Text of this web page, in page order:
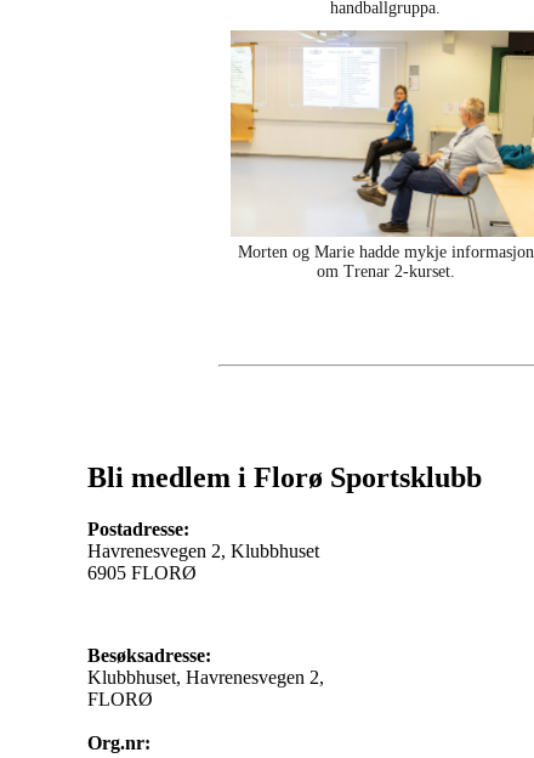
handballgruppa.
Morten og Marie hadde mykje informasjon
om Trenar 2-kurset.
Bli medlem i Florø Sportsklubb
Postadresse:
Havrenesvegen 2, Klubbhuset
6905 FLORØ
Besøksadresse:
Klubbhuset, Havrenesvegen 2,
FLORØ
Org.nr: